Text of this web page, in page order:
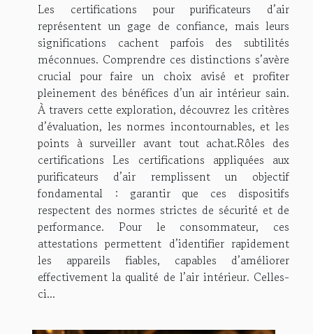
Les certifications pour purificateurs d’air
représentent un gage de confiance, mais leurs
significations cachent parfois des subtilités
méconnues. Comprendre ces distinctions s’avère
crucial pour faire un choix avisé et profiter
pleinement des bénéfices d’un air intérieur sain.
À travers cette exploration, découvrez les critères
d’évaluation, les normes incontournables, et les
points à surveiller avant tout achat.Rôles des
certifications Les certifications appliquées aux
purificateurs d’air remplissent un objectif
fondamental : garantir que ces dispositifs
respectent des normes strictes de sécurité et de
performance. Pour le consommateur, ces
attestations permettent d’identifier rapidement
les appareils fiables, capables d’améliorer
effectivement la qualité de l’air intérieur. Celles-
ci...